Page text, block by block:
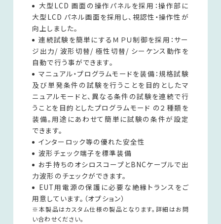
大型LCD 画面の操作パネルを採用：操作部に
大型LCD パネル画面を採用し、視認性・操作性が
向上しました。
連続試験を簡単にするＭＰＵ制御を採用：サー
ジ出力/ 波形切替/ 極性切替/ シーケンス動作を
自動で行う事ができます。
マニュアル・プログラムモードを装備：規格試験
及び単発条件の試験を行うことを目的としたマ
ニュアルモードと、異なる条件の試験を連続で行
うことを目的としたプログラムモード の２種類を
装備。用途にあわせて簡単に試験の条件が設定
できます。
インターロック等の優れた安全性
波形チェック端子を標準装備
お手持ちのオシロスコープとBNCケーブルで出
力波形のチェックができます。
EUT用電源の保護に必要な絶縁トランスをご
用意しています。（オプション）
※本製品はカスタム仕様の製品となります。詳細はお問
い合わせください。